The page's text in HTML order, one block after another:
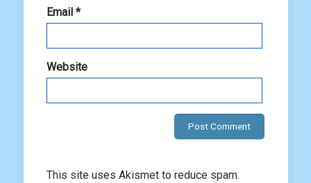
Email *
Website
This site uses Akismet to reduce spam.